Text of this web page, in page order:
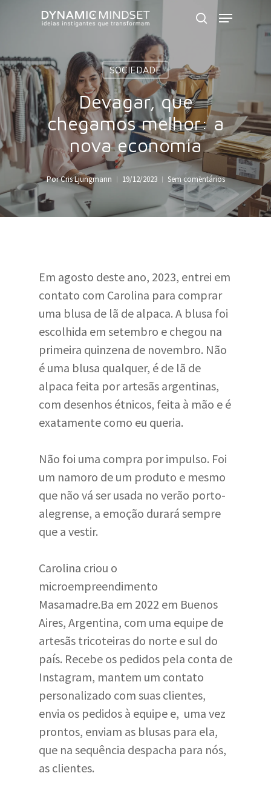
content
search
Menu
SOCIEDADE
Devagar, que
chegamos melhor: a
nova economia
PorCris Ljungmann 19/12/2023 Sem comentários
Em agosto deste ano, 2023, entrei em
contato com Carolina para comprar
uma blusa de lã de alpaca. A blusa foi
escolhida em setembro e chegou na
primeira quinzena de novembro. Não
é uma blusa qualquer, é de lã de
alpaca feita por artesãs argentinas,
com desenhos étnicos, feita à mão e é
exatamente como eu queria.
Não foi uma compra por impulso. Foi
um namoro de um produto e mesmo
que não vá ser usada no verão porto-
alegrense, a emoção durará sempre
que a vestir.
Carolina criou o
microempreendimento
Masamadre.Ba em 2022 em Buenos
Aires, Argentina, com uma equipe de
artesãs tricoteiras do norte e sul do
país. Recebe os pedidos pela conta de
Instagram, mantem um contato
personalizado com suas clientes,
envia os pedidos à equipe e, uma vez
prontos, enviam as blusas para ela,
que na sequência despacha para nós,
as clientes.
Close